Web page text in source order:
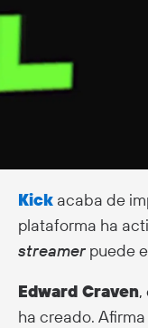
Kick acaba de
plataforma ha
streamer puede
Edward Craven,
ha creado.